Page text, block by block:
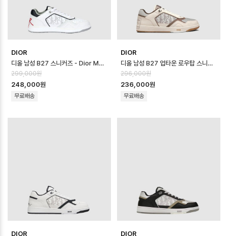
DIOR
디올 남성 B27 스니커즈 - Dior Mens B27 Sneaker - dis14614x
299,000원
248,000원
무료배송
DIOR
디올 남성 B27 업타운 로우탑 스니커즈 - Dior Mens B27 Uptown Low …
296,000원
236,000원
무료배송
DIOR DIOR